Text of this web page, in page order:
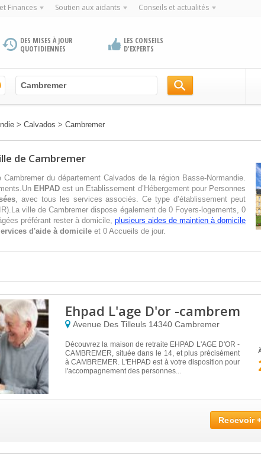
Finances Soutien aux aidants Conseils et actualités
DES MISES À JOUR
QUOTIDIENNES
LES CONSEILS
D'EXPERTS
> Calvados > Cambremer
de Cambremer
du département Calvados de la région Basse-Normandie.
EHPADest un Etablissement d’Hébergement pour Personnes
, avec tous les services associés. Ce type d’établissement peut
ville de Cambremer dispose également de 0 Foyers-logements, 0
préférant rester à domicile, plusieurs aides de maintien à domicile
d'aide à domicile et 0 Accueils de jour.
Ehpad L'age D'or -cambrem
Avenue Des Tilleuls 14340 Cambremer
Découvrez la maison de retraite EHPAD L'AGE D'OR -
CAMBREMER, située dans le 14, et plus précisément
à CAMBREMER. L'EHPAD est à votre disposition pour
l'accompagnement des personnes...
Recevoir